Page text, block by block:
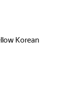
Korean